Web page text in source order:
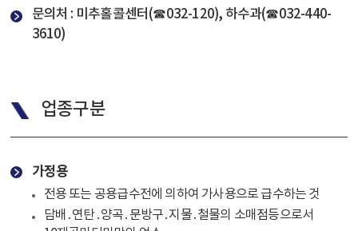
문의처 : 미추홀콜센터(☎032-120), 하수과(☎032-440-
3610)
업종구분
가정용
전용 또는 공용급수전에 의하여 가사용으로 급수하는 것
담배․연탄․양곡․문방구․지물․철물의 소매점등으로서